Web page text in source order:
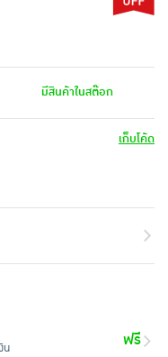
มีสินค้าในสต๊อก
เก็บโค้ด
น
ฟรี